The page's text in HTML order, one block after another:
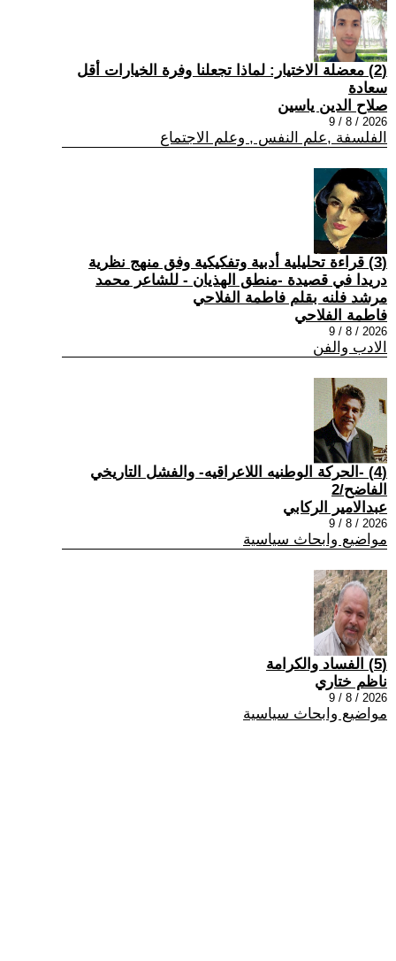
(2) معضلة الاختيار: لماذا تجعلنا وفرة الخيارات أقل
سعادة
صلاح الدين ياسين
2026 / 8 / 9
الفلسفة ,علم النفس , وعلم الاجتماع
(3) قراءة تحليلية أدبية وتفكيكية وفق منهج نظرية
دريدا في قصيدة -منطق الهذيان - للشاعر محمد
مرشد فلنه بقلم فاطمة الفلاحي
فاطمة الفلاحي
2026 / 8 / 9
الادب والفن
(4) -الحركة الوطنيه اللاعراقيه- والفشل التاريخي
الفاضح/2
عبدالامير الركابي
2026 / 8 / 9
مواضيع وابحاث سياسية
(5) الفساد والكرامة
ناظم ختاري
2026 / 8 / 9
مواضيع وابحاث سياسية